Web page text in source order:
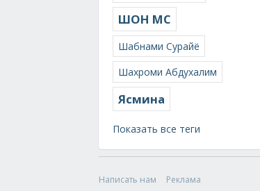
ШОН МС
Шабнами Сурайё
Шахроми Абдухалим
Ясмина
Показать все теги
Написать нам
Реклама